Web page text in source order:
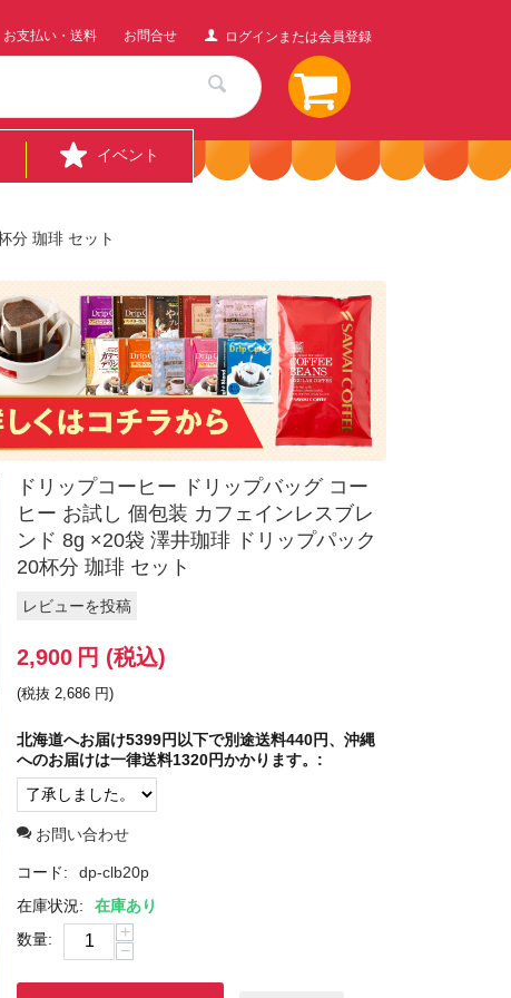
ログインまたは会員登録
お支払い・送料 お問合せ
イベント
分 珈琲 セット
ドリップコーヒー ドリップバッグ コー
ヒー お試し 個包装 カフェインレスブレ
ンド 8g ×20袋 澤井珈琲 ドリップパック
20杯分 珈琲 セット
レビューを投稿
2,900 円 (税込)
(税抜 2,686 円)
北海道へお届け5399円以下で別途送料440円、沖縄
へのお届けは一律送料1320円かかります。:
お問い合わせ
コード:
dp-clb20p
在庫状況:
在庫あり
数量:
+
−